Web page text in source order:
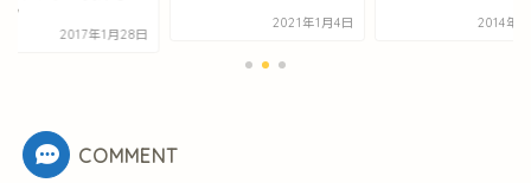
シ
2017年1月28日
2021年1月4日 2014年7
COMMENT